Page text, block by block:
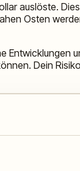
auslöste.
Osten
Entwicklungen
Dein